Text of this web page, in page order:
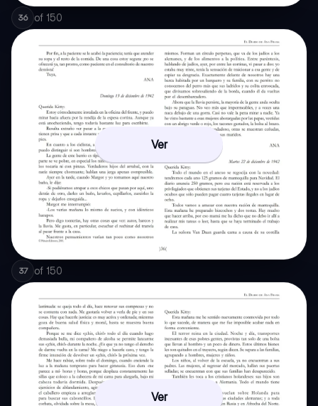
36 of 150
Ver
37 of 150
Ver